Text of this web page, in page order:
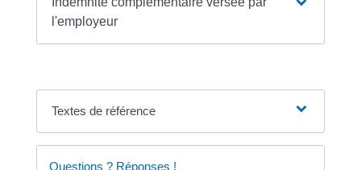
l'employeur
Textes de référence
Questions ? Réponses !